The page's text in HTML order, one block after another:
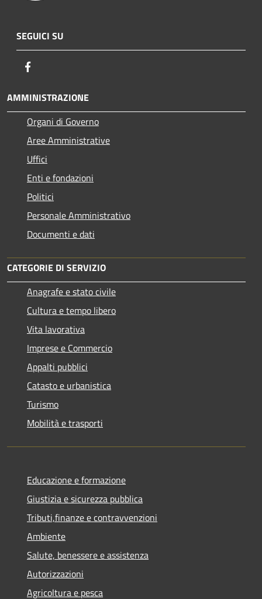
SEGUICI SU
AMMINISTRAZIONE
Organi di Governo
Aree Amministrative
Uffici
Enti e fondazioni
Politici
Personale Amministrativo
Documenti e dati
CATEGORIE DI SERVIZIO
Anagrafe e stato civile
Cultura e tempo libero
Vita lavorativa
Imprese e Commercio
Appalti pubblici
Catasto e urbanistica
Turismo
Mobilità e trasporti
Educazione e formazione
Giustizia e sicurezza pubblica
Tributi,finanze e contravvenzioni
Ambiente
Salute, benessere e assistenza
Autorizzazioni
Agricoltura e pesca